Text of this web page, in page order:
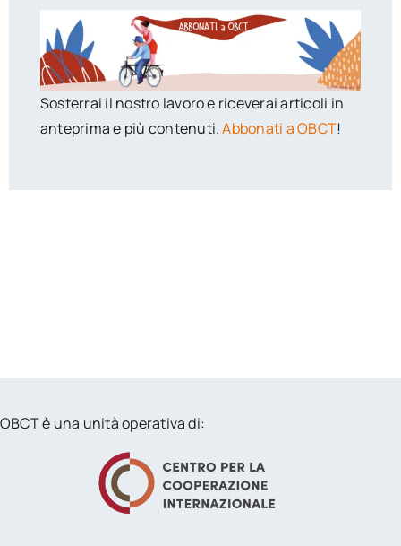
Sosterrai il nostro lavoro e riceverai articoli in
anteprima e più contenuti.Abbonati a OBCT!
OBCT è una unità operativa di: